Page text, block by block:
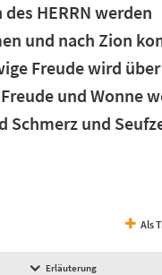
HERRN werden
und nach Zion
Freude wird
und Wonne
Schmerz und
Als
Erläuterung